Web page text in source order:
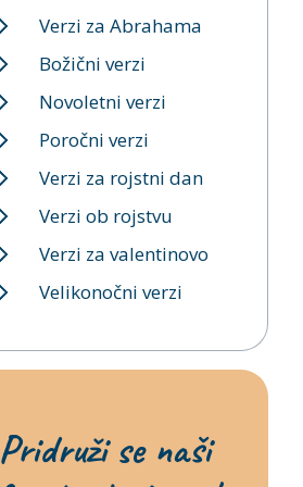
Verzi za Abrahama
Božični verzi
Novoletni verzi
Poročni verzi
Verzi za rojstni dan
Verzi ob rojstvu
Verzi za valentinovo
Velikonočni verzi
Pridruži se naši